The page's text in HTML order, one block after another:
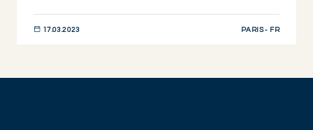
17.03.2023 PARIS - FR